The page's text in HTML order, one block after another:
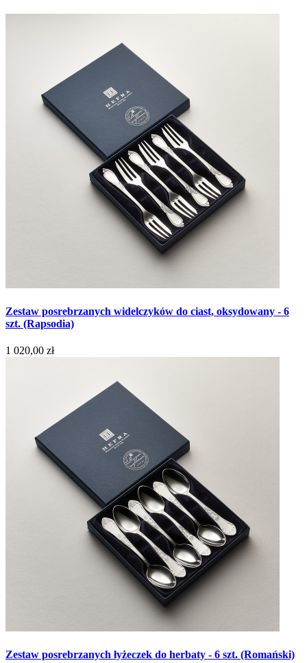
Zestaw posrebrzanych widelczyków do ciast, oksydowany - 6
szt. (Rapsodia)
1 020,00 zł
Zestaw posrebrzanych łyżeczek do herbaty - 6 szt. (Romański)